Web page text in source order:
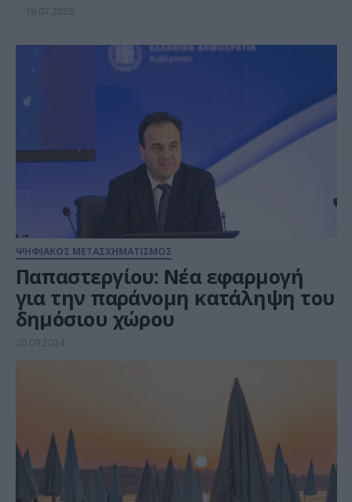
αφορούν: -Ανατολική Αττική -Χαλκιδική
-Πρέβεζα. «Φέτος έχουμε πράγματι 5.500
διάστημα, […]
ΨΗΦΙΑΚΟΣ ΜΕΤΑΣΧΗΜΑΤΙΣΜΟΣ
Παπαστεργίου: Νέα εφαρμογή
για την παράνομη κατάληψη του
δημόσιου χώρου
20.09.2024